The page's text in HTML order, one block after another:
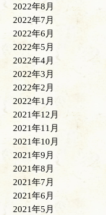
2022年8月
2022年7月
2022年6月
2022年5月
2022年4月
2022年3月
2022年2月
2022年1月
2021年12月
2021年11月
2021年10月
2021年9月
2021年8月
2021年7月
2021年6月
2021年5月